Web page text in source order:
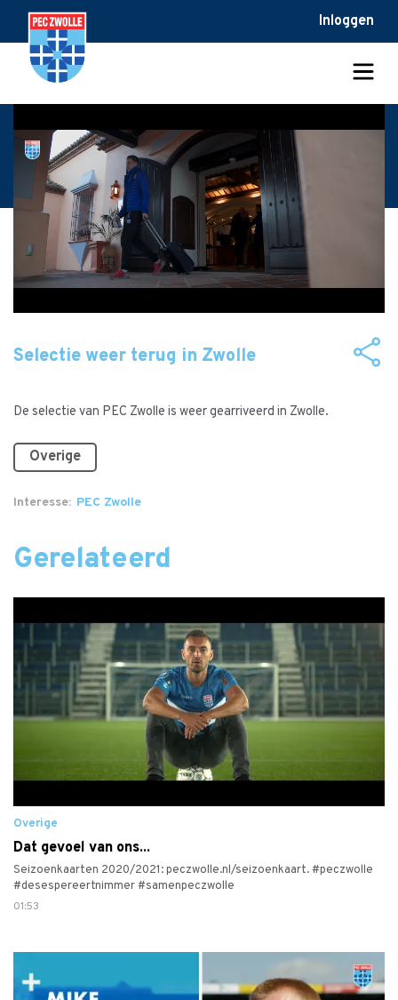
Inloggen
Selectie weer terug in Zwolle
De selectie van PEC Zwolle is weer gearriveerd in Zwolle.
Overige
Interesse PEC Zwolle
Gerelateerd
Overige
Dat gevoel van ons...
Seizoenkaarten 2020/2021: peczwolle.nl/seizoenkaart. #peczwolle
#desespereertnimmer #samenpeczwolle
01:53